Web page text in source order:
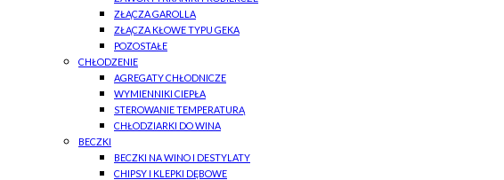
ZŁĄCZA GAROLLA
ZŁĄCZA KŁOWE TYPU GEKA
POZOSTAŁE
CHŁODZENIE
AGREGATY CHŁODNICZE
WYMIENNIKI CIEPŁA
STEROWANIE TEMPERATURĄ
CHŁODZIARKI DO WINA
BECZKI
BECZKI NA WINO I DESTYLATY
CHIPSY I KLEPKI DĘBOWE